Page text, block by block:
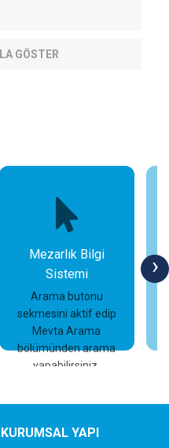
GÖSTER
›
Mezarlık Bilgi
Sistemi
Arama butonu
sekmesini aktif edip
Mevta Arama
bölümünden arama
yapabilirsiniz.
İncele
KURUMSAL YAPI